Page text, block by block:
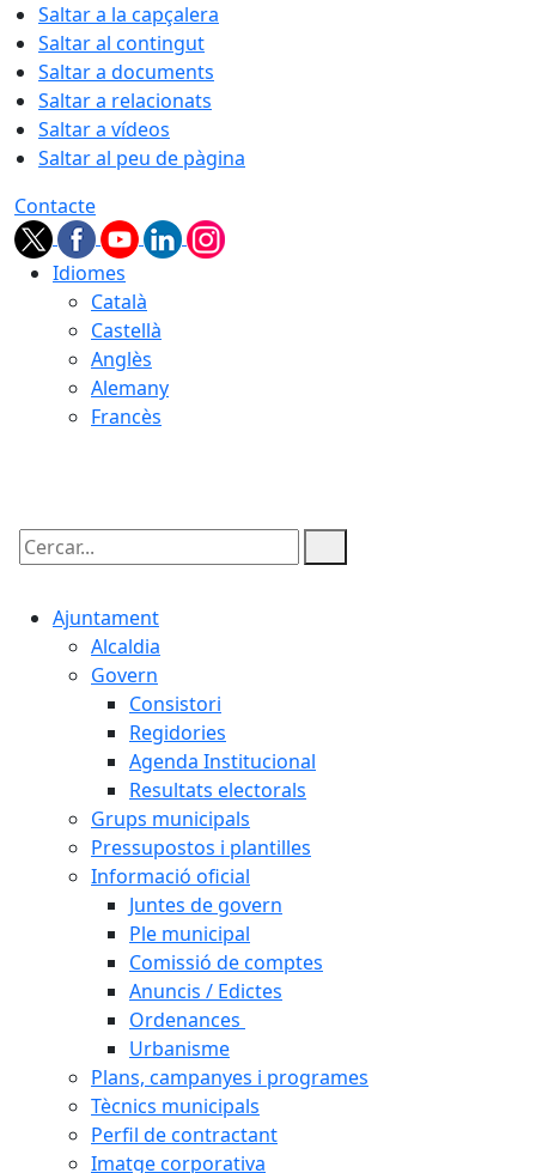
Saltar a la capçalera
Saltar al contingut
Saltar a documents
Saltar a relacionats
Saltar a vídeos
Saltar al peu de pàgina
Contacte
Idiomes
Català
Castellà
Anglès
Alemany
Francès
Cercar:
Ajuntament
Alcaldia
Govern
Consistori
Regidories
Agenda Institucional
Resultats electorals
Grups municipals
Pressupostos i plantilles
Informació oficial
Juntes de govern
Ple municipal
Comissió de comptes
Anuncis / Edictes
Ordenances
Urbanisme
Plans, campanyes i programes
Tècnics municipals
Perfil de contractant
Imatge corporativa